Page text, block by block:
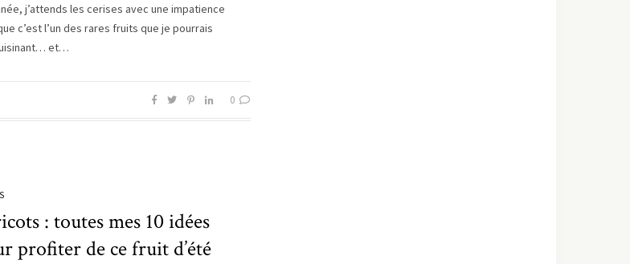
j’attends les cerises avec une impatience
c’est l’un des rares fruits que je pourrais
et…
0
: toutes mes 10 idées
profiter de ce fruit d’été